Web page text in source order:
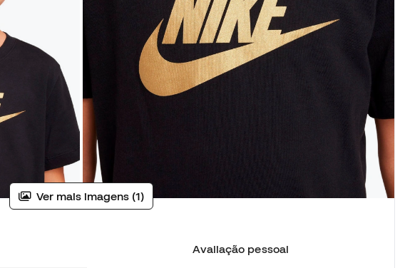
Ver mais imagens (1)
Avaliação pessoal